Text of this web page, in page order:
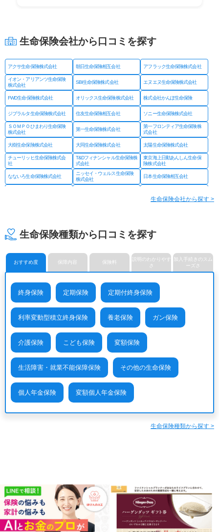
生命保険会社から口コミを探す
アクサ生命保険株式会社 朝日生命保険相互会社 アフラック生命保険株式会社
イオン・アリアンツ生命保険
株式会社
SBI生命保険株式会社 エヌエヌ生命保険株式会社
FWD生命保険株式会社 オリックス生命保険株式会社 株式会社かんぽ生命保険
ジブラルタ生命保険株式会社 住友生命保険相互会社 ソニー生命保険株式会社
ＳＯＭＰＯひまわり生命保険
株式会社
第一生命保険株式会社
第一フロンティア生命保険株
式会社
大樹生命保険株式会社 大同生命保険株式会社 太陽生命保険株式会社
チューリッヒ生命保険株式会
社
T&Dフィナンシャル生命保険株
式会社
東京海上日動あんしん生命保
険株式会社
なないろ生命保険株式会社
ニッセイ・ウェルス生命保険
株式会社
日本生命保険相互会社
みどり生命保険株式会社 明治安田生命保険相互会社
メットライフ生命保険株式会
メディケア生命保険株式会社 楽天生命保険株式会社
生命保険会社から探す >
生命保険種類から口コミを探す
おすすめ度 保障内容 保険料
説明のわかりやす
さ
加入手続きのスム
ーズさ
終身保険 定期保険 定期付終身保険
利率変動型積立終身保険 養老保険 ガン保険
介護保険 こども保険 変額保険
生活障害・就業不能保障保険 その他の生命保険
個人年金保険 変額個人年金保険
生命保険種類から探す >